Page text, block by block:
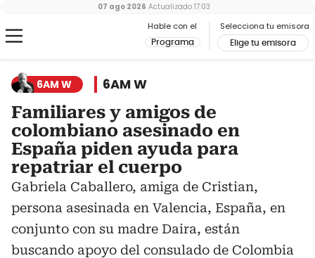
Hable con el
Programa
Selecciona tu emisora
Elige tu emisora
07 ago 2026 Actualizado 17:03
6AM W 6AM W
Familiares y amigos de
colombiano asesinado en
España piden ayuda para
repatriar el cuerpo
Gabriela Caballero, amiga de Cristian,
persona asesinada en Valencia, España, en
conjunto con su madre Daira, están
buscando apoyo del consulado de Colombia